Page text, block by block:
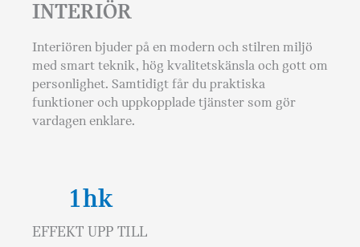
INTERIÖR
Interiören bjuder på en modern och stilren miljö
med smart teknik, hög kvalitetskänsla och gott om
personlighet. Samtidigt får du praktiska
funktioner och uppkopplade tjänster som gör
vardagen enklare.
EFFEKT UPP TILL
1hk